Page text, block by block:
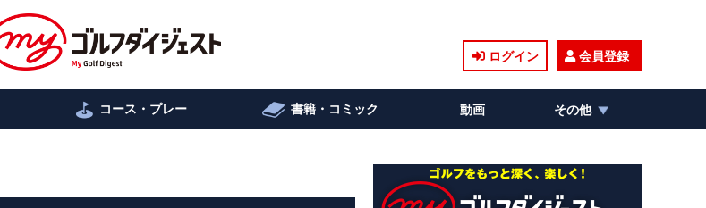
ログイン 会員登録
コース・プレー 書籍・コミック 動画 その他